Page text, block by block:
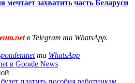
мечтает захватить часть Беларуси
в Telegram та WhatsApp.
та WhatsApp
в Google News
платить пособия работникам